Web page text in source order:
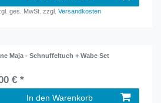
ges. MwSt. zzgl.Versandkosten
Maja - Schnuffeltuch + Wabe Set
€ *
In den Warenkorb